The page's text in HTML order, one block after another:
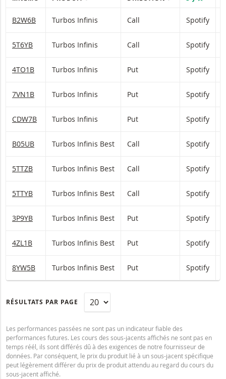
B2W6B Turbos Infinis Call Spotify
5T6YB Turbos Infinis Call Spotify
4TO1B Turbos Infinis Put Spotify
7VN1B Turbos Infinis Put Spotify
CDW7B Turbos Infinis Put Spotify
B05UB Turbos Infinis Best Call Spotify
5TTZB Turbos Infinis Best Call Spotify
5TTYB Turbos Infinis Best Call Spotify
3P9YB Turbos Infinis Best Put Spotify
4ZL1B Turbos Infinis Best Put Spotify
8YW5B Turbos Infinis Best Put Spotify
RÉSULTATS PAR PAGE
Les performances passées ne sont pas un indicateur fiable des
performances futures. Les cours des sous-jacents affichés ne sont pas en
temps réél, ils sont différés dû à des exigences de notre fournisseur de
données. Par conséquent, le prix du produit lié à un sous-jacent spécifique
peut légèrement différer du prix de produit attendu au regard du cours du
sous-jacent affiché.